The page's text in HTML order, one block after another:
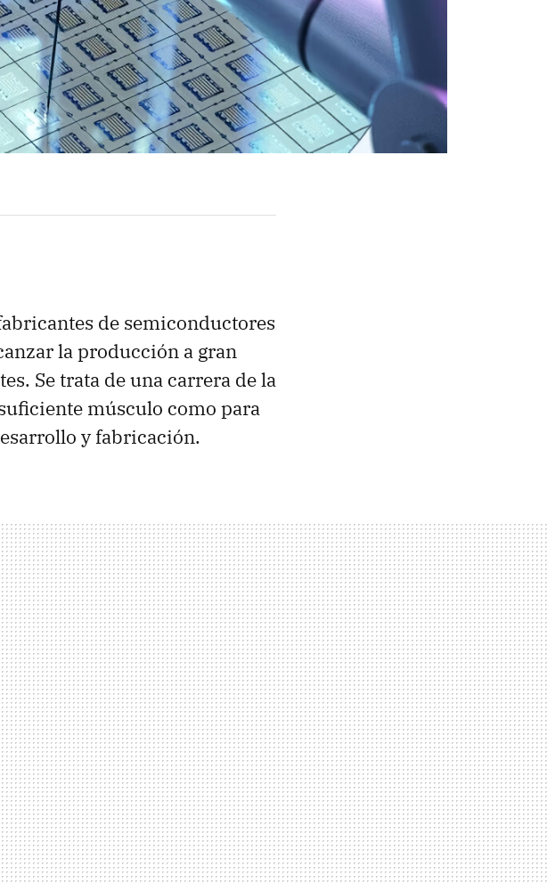
de semiconductores
la producción a gran
Se trata de una carrera de la
músculo como para
y fabricación.